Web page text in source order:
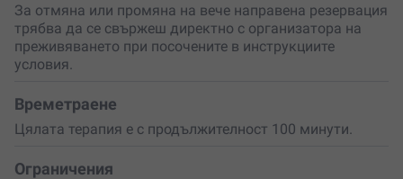
Потопи се в тази уникална комбинация от натурални
продукти и модерни технологии! Резервирай ваучер
себе си или изненадай някого с тозилуксозен ритуал
– подарък
За отмяна или промяна на вече направена резервация
трябва да се свържеш директно с организатора на
преживяването при посочените в инструкциите
условия.
Времетраене
Цялата терапия е с продължителност 100 минути.
Ограничения